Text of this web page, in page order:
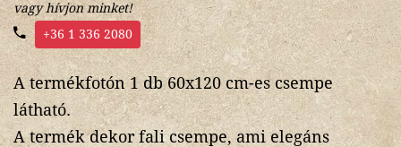
vagy hívjon minket!
+36 1 336 2080
A termékfotón 1 db 60x120 cm-es csempe
látható.
A termék dekor fali csempe, ami elegáns